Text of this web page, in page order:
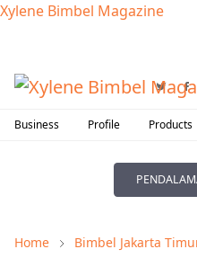
Xylene Bimbel Magazine
Business Profile Products
Home Bimbel Jakarta